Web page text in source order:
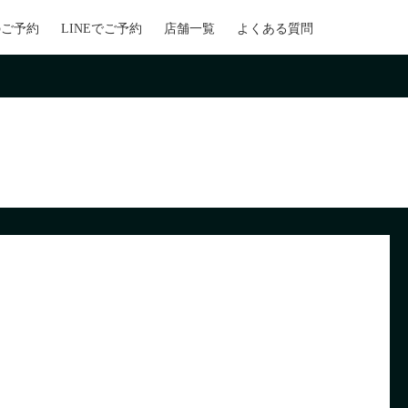
予約 LINEでご予約 店舗一覧 よくある質問